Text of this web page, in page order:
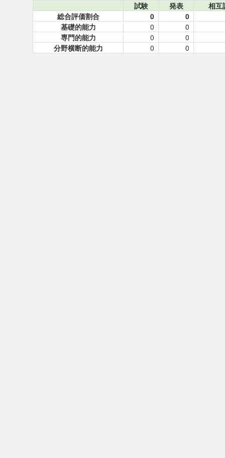
試験 発表
相互
総合評価割合
0
0
基礎的能力
0
0
専門的能力
0
0
分野横断的能力
0 0